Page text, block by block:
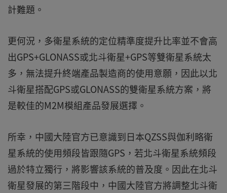
計難題。
更何況，多衛星系統的定位精準度提升比率並不會高
出GPS+GLONASS或北斗衛星+GPS等雙衛星系統太
多，無法提升終端產品製造商的使用意願，因此以北
斗衛星搭配GPS或GLONASS的雙衛星系統方案，將
是較佳的M2M模組產品發展選擇。
所幸，中國大陸官方已意識到日本QZSS與伽利略衛
星系統的使用頻段皆跟隨GPS，若北斗衛星系統頻段
過於特立獨行，將影響該系統的普及度。因此在北斗
衛星發展的第三階段中，中國大陸官方將調整北斗衛